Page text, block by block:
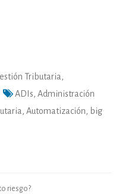
Tributaria,
ADIs, Administración
, Automatización, big
riesgo?